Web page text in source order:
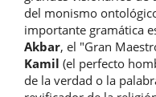
del monismo
importante gramática
Akbar, el "Gran
Kamil (el perfecto
de la verdad o la